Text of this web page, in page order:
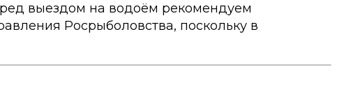
выездом на водоём рекомендуем
Росрыболовства, поскольку в